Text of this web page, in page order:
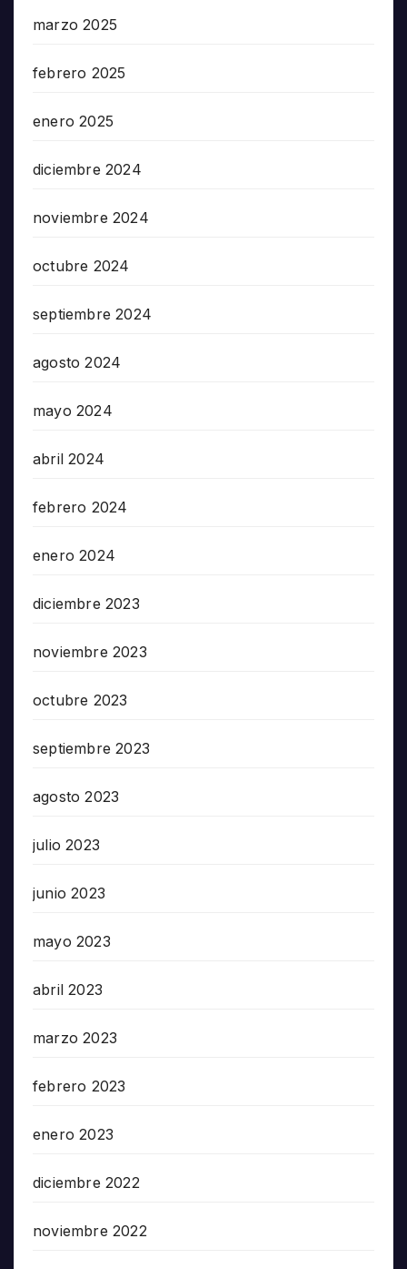
marzo 2025
febrero 2025
enero 2025
diciembre 2024
noviembre 2024
octubre 2024
septiembre 2024
agosto 2024
mayo 2024
abril 2024
febrero 2024
enero 2024
diciembre 2023
noviembre 2023
octubre 2023
septiembre 2023
agosto 2023
julio 2023
junio 2023
mayo 2023
abril 2023
marzo 2023
febrero 2023
enero 2023
diciembre 2022
noviembre 2022